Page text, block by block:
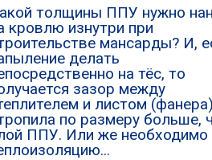
толщины ППУ нужно
кровлю изнутри при
мансарды? И,
делать
на тёс, то
зазор между
и листом
по размеру больше,
ППУ. Или же необходимо